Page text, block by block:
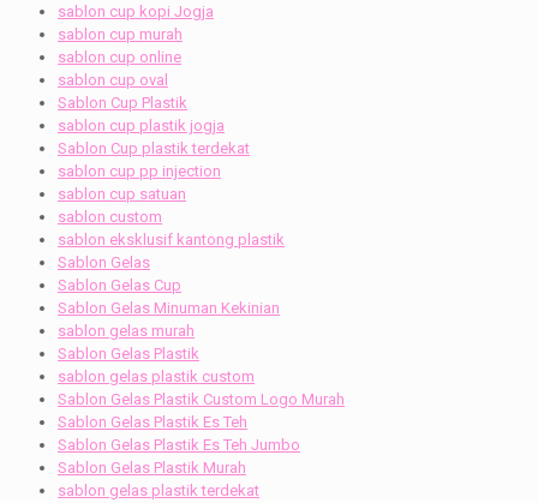
sablon cup kopi Jogja
sablon cup murah
sablon cup online
sablon cup oval
Sablon Cup Plastik
sablon cup plastik jogja
Sablon Cup plastik terdekat
sablon cup pp injection
sablon cup satuan
sablon custom
sablon eksklusif kantong plastik
Sablon Gelas
Sablon Gelas Cup
Sablon Gelas Minuman Kekinian
sablon gelas murah
Sablon Gelas Plastik
sablon gelas plastik custom
Sablon Gelas Plastik Custom Logo Murah
Sablon Gelas Plastik Es Teh
Sablon Gelas Plastik Es Teh Jumbo
Sablon Gelas Plastik Murah
sablon gelas plastik terdekat